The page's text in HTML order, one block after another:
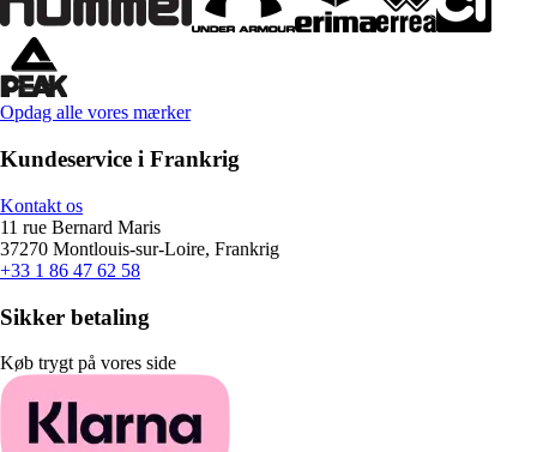
Opdag alle vores mærker
Kundeservice i Frankrig
Kontakt os
11 rue Bernard Maris
37270 Montlouis-sur-Loire, Frankrig
+33 1 86 47 62 58
Sikker betaling
Køb trygt på vores side